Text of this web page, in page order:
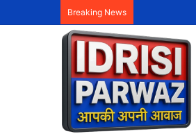
Breaking News